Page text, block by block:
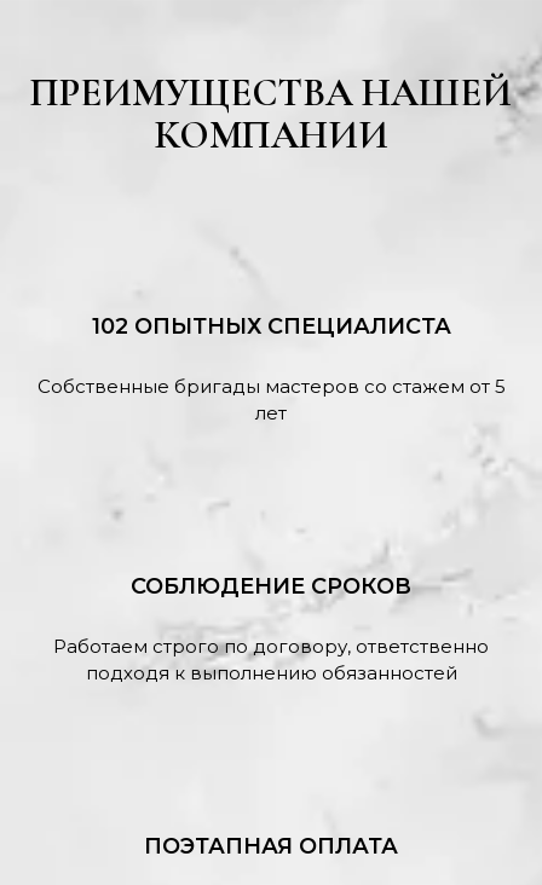
ПРЕИМУЩЕСТВА НАШЕЙ
КОМПАНИИ
102 ОПЫТНЫХ СПЕЦИАЛИСТА
Собственные бригады мастеров со стажем от 5
лет
СОБЛЮДЕНИЕ СРОКОВ
Работаем строго по договору, ответственно
подходя к выполнению обязанностей
ПОЭТАПНАЯ ОПЛАТА